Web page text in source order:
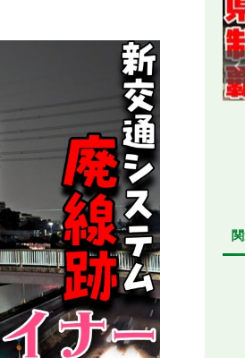
【全都道府県制覇】東横イン高
ン！初日に泊まってみた